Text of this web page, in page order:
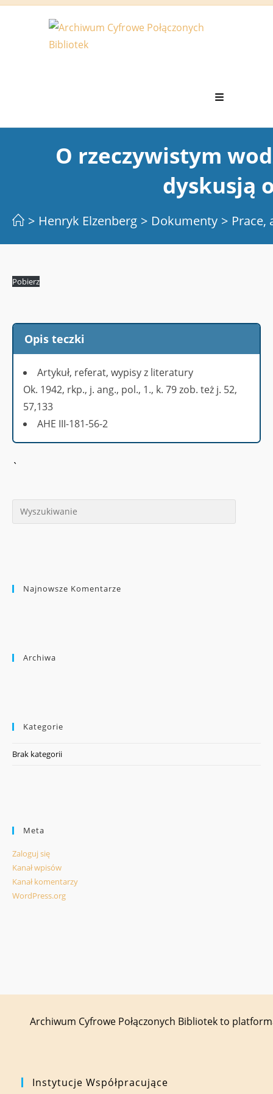
Koniec
O rzeczywistym
dyskusją
> Henryk Elzenberg > Dokumenty > Prace,
Pobierz
Opis teczki
Artykuł, referat, wypisy z literatury
Ok. 1942, rkp., j. ang., pol., 1., k. 79 zob. też j. 52,
57,133
AHE III-181-56-2
`
Najnowsze Komentarze
Archiwa
Kategorie
Brak kategorii
Meta
Zaloguj się
Kanał wpisów
Kanał komentarzy
WordPress.org
Archiwum Cyfrowe Połączonych Bibliotek to
Instytucje Współpracujące